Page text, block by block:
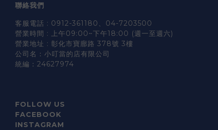
聯絡我們
客服電話 : 0912-361180、04-7203500
營業時間 : 上午09:00~下午18:00 (週一至週六)
營業地址 : 彰化市寶廍路 378號 3樓
公司名：小叮當的店有限公司
統編：24627974
FOLLOW US
FACEBOOK
INSTAGRAM